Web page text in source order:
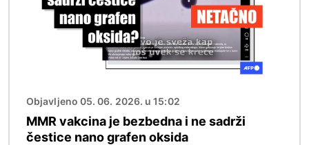
Objavljeno 05. 06. 2026. u 15:02
MMR vakcina je bezbedna i ne sadrži
čestice nano grafen oksida